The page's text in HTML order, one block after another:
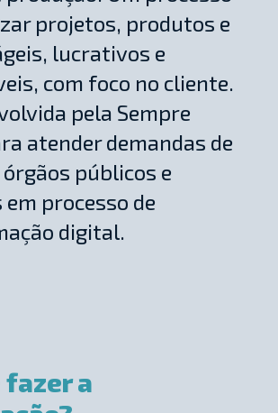
projetos, produtos e
lucrativos e
com foco no cliente.
pela Sempre
atender demandas de
públicos e
processo de
digital.
fazer a